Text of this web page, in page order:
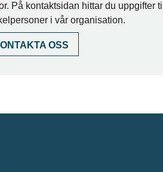
På kontaktsidan hittar du uppgifter till
i vår organisation.
OSS